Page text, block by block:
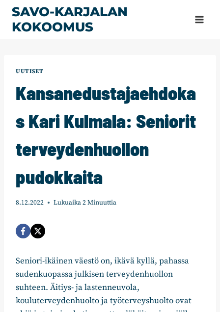
Siirry
sisältöön
SAVO-KARJALAN
KOKOOMUS
UUTISET
Kansanedustajaehdoka
s Kari Kulmala: Seniorit
terveyden­huollon
pudokkaita
8.12.2022 Lukuaika2Minuuttia
Seniori-ikäinen väestö on, ikävä kyllä, pahassa
sudenkuopassa julkisen terveydenhuollon
suhteen. Äitiys- ja lastenneuvola,
kouluterveydenhuolto ja työterveyshuolto ovat